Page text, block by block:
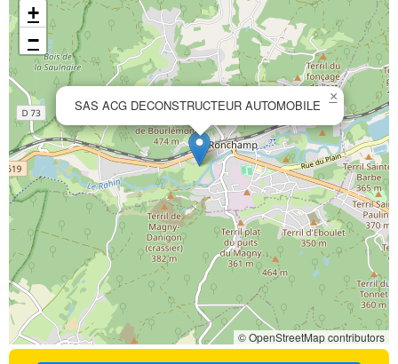
SAS ACG DECONSTRUCTEUR AUTOMOBILE
×
+
−
© OpenStreetMap contributors